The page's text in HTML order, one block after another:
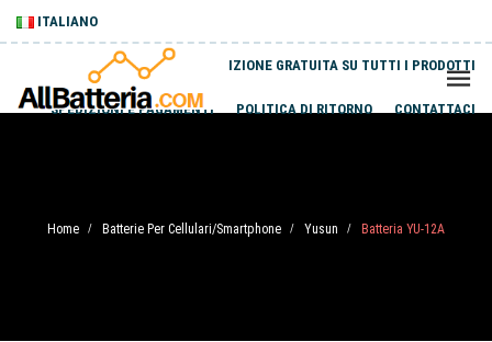
ITALIANO
SPEDIZIONE GRATUITA SU TUTTI I PRODOTTI
SPEDIZIONI E PAGAMENTI POLITICA DI RITORNO CONTATTACI
Home / Batterie Per Cellulari/Smartphone / Yusun / Batteria YU-12A